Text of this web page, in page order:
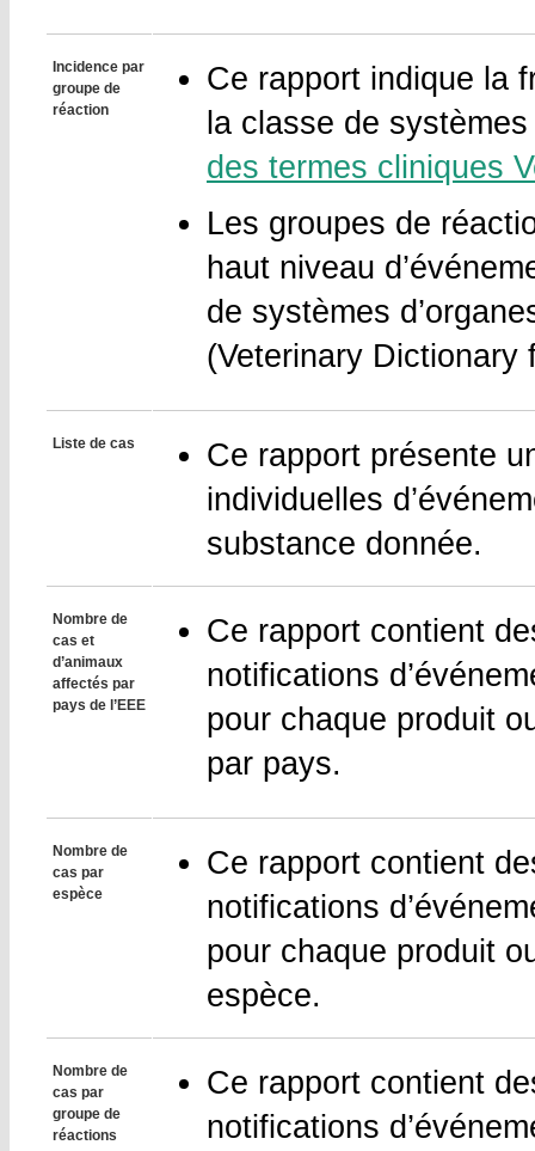
Incidence par
groupe de
réaction
Ce rapport indique la
la classe de
des termes cliniques
Les groupes de
haut niveau
de systèmes
(Veterinary Dictionary
Liste de cas
Ce rapport présente
individuelles
substance donnée.
Nombre de
cas et
d’animaux
affectés par
pays de l’EEE
Ce rapport contient
notifications
pour chaque produit
par pays.
Nombre de
cas par
espèce
Ce rapport contient
notifications
pour chaque produit
espèce.
Nombre de
cas par
groupe de
réactions
Ce rapport contient
notifications